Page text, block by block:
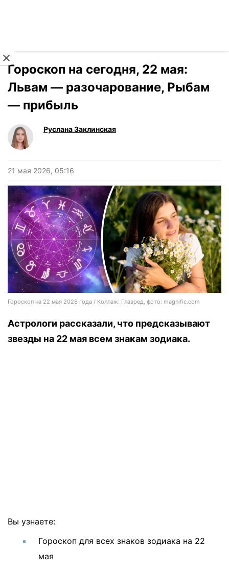
Гороскоп на сегодня, 22 мая:
Львам — разочарование, Рыбам
— прибыль
Руслана Заклинская
21 мая 2026, 05:16
Гороскоп на 22 мая 2026 года / Коллаж: Главред, фото: magnific.com
Астрологи рассказали, что предсказывают
звезды на 22 мая всем знакам зодиака.
Вы узнаете:
Гороскоп для всех знаков зодиака на 22
мая